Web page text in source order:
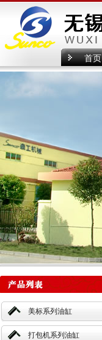
首页
美标系列油缸
打包机系列油缸